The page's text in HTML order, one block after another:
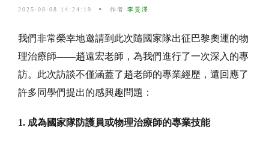
2025-08-08 14:24:19 作者 李旻澤
我們非常榮幸地邀請到此次隨國家隊出征巴黎奧運的物
理治療師——趙遠宏老師，為我們進行了一次深入的專
訪。此次訪談不僅涵蓋了趙老師的專業經歷，還回應了
許多同學們提出的感興趣問題：
1. 成為國家隊防護員或物理治療師的專業技能